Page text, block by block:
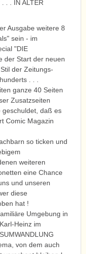
. . IN ALTER
Ausgabe weitere 8
sein - im
"DIE
der Start der neuen
der Zeitungs-
. . .
ganze 40 Seiten
Zusatzseiten
geschuldet, daß es
Comic Magazin
so ticken und
weiteren
eine Chance
und unseren
diese
hat !
Umgebung in
Heinz im
von dem auch